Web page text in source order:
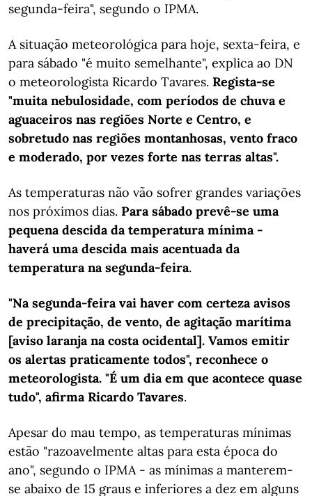
segunda-feira", segundo o IPMA.
A situação meteorológica para hoje, sexta-feira, e
para sábado "é muito semelhante", explica ao DN
o meteorologista Ricardo Tavares. Regista-se
"muita nebulosidade, com períodos de chuva e
aguaceiros nas regiões Norte e Centro, e
sobretudo nas regiões montanhosas, vento fraco
e moderado, por vezes forte nas terras altas".
As temperaturas não vão sofrer grandes variações
nos próximos dias. Para sábado prevê-se uma
pequena descida da temperatura mínima -
haverá uma descida mais acentuada da
temperatura na segunda-feira.
"Na segunda-feira vai haver com certeza avisos
de precipitação, de vento, de agitação marítima
[aviso laranja na costa ocidental]. Vamos emitir
os alertas praticamente todos", reconhece o
meteorologista. "É um dia em que acontece quase
tudo", afirma Ricardo Tavares.
Apesar do mau tempo, as temperaturas mínimas
estão "razoavelmente altas para esta época do
ano", segundo o IPMA - as mínimas a manterem-
se abaixo de 15 graus e inferiores a dez em alguns